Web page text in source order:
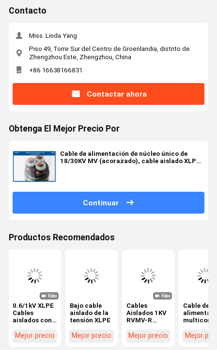
Contacto
Miss. Linda Yang
Piso 49, Torre Sur del Centro de Groenlandia, distrito de
Zhengzhou Este, Zhengzhou, China
+86 16638166831
Contactar ahora
Obtenga El Mejor Precio Por
Cable de alimentación de núcleo único de
18/30KV MV (acorazado), cable aislado XLPE
Continuar
Productos Recomendados
0.6/1kV XLPE
Cables
aislados con
PVC
Mejor precio
Bajo cable
aislado de la
tensión XLPE
Mejor precio
Cables
Aislados 1KV
RVMV-R
3x50+1x25mm2
Mejor precio
Cable de
multicore
1KV
Mejor